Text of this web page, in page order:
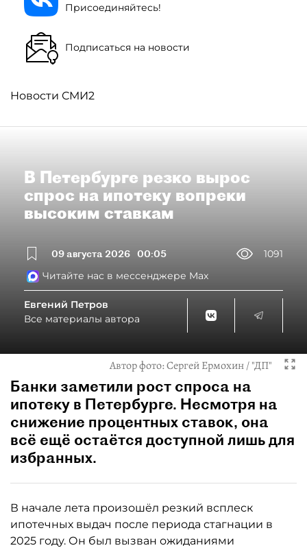
Присоединяйтесь!
Подписаться на новости
Новости СМИ2
В Петербурге резко вырос
спрос на ипотеку вопреки
высоким ставкам
09 августа 2026 00:05
1091
Читайте нас в мессенджере Max
Евгений Петров
Все материалы автора
Автор фото:Сергей Ермохин / "ДП"
Банки заметили рост спроса на
ипотеку в Петербурге. Несмотря на
снижение процентных ставок, она
всё ещё остаётся доступной лишь для
избранных.
В начале лета произошёл резкий всплеск
ипотечных выдач после периода стагнации в
2025 году. Он был вызван ожиданиями